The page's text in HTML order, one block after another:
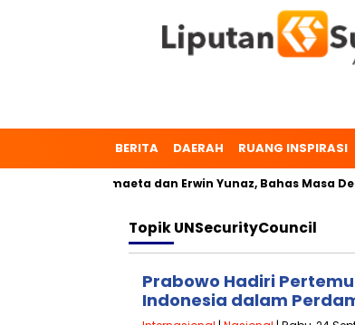
BERITA DAERAH RUANG INSPIRASI
Dr. Zulmaeta dan Erwin Yunaz, Bahas Masa
TopikUNSecurityCouncil
Prabowo Hadiri
Indonesia dalam